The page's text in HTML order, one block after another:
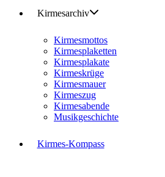
Kirmesarchiv
Kirmesmottos
Kirmesplaketten
Kirmesplakate
Kirmeskrüge
Kirmesmauer
Kirmeszug
Kirmesabende
Musikgeschichte
Kirmes-Kompass